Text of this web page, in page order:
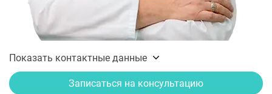
Показать контактные данные
Записаться на консультацию